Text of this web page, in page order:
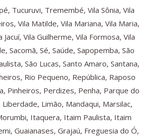
Tucuruvi, Tremembé, Vila Sônia, Vila
Vila Matilde, Vila Mariana, Vila Maria,
Jacuí, Vila Guilherme, Vila Formosa, Vila
Sacomã, Sé, Saúde, Sapopemba, São
São Lucas, Santo Amaro, Santana,
Rio Pequeno, República, Raposo
Pinheiros, Perdizes, Penha, Parque do
Limão, Mandaqui, Marsilac,
Itaquera, Itaim Paulista, Itaim
Guaianases, Grajaú, Freguesia do Ó,